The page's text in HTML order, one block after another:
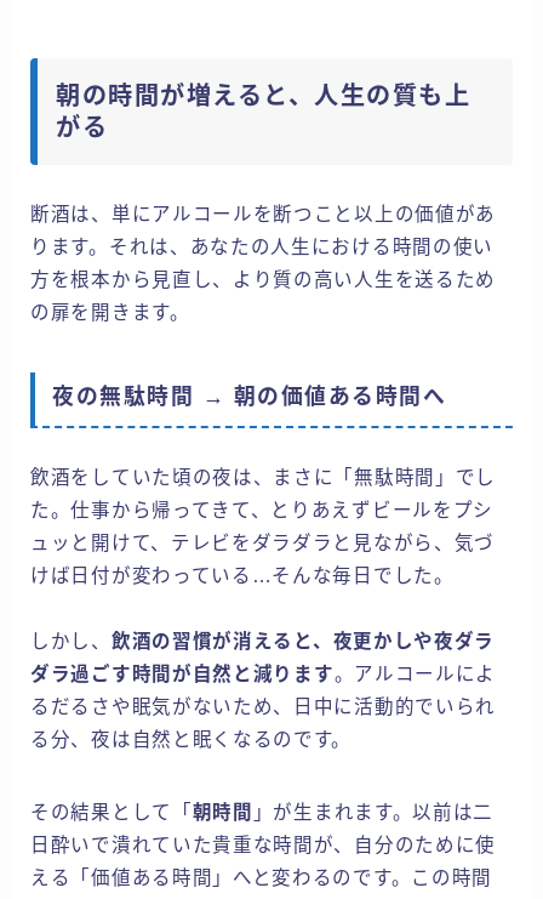
朝の時間が増えると、人生の質も上
がる
断酒は、単にアルコールを断つこと以上の価値があ
ります。それは、あなたの人生における時間の使い
方を根本から見直し、より質の高い人生を送るため
の扉を開きます。
夜の無駄時間 → 朝の価値ある時間へ
飲酒をしていた頃の夜は、まさに「無駄時間」でし
た。仕事から帰ってきて、とりあえずビールをプシ
ュッと開けて、テレビをダラダラと見ながら、気づ
けば日付が変わっている…そんな毎日でした。
しかし、 飲酒の習慣が消えると、夜更かしや夜ダラ
ダラ過ごす時間が自然と減ります。アルコールによ
るだるさや眠気がないため、日中に活動的でいられ
る分、夜は自然と眠くなるのです。
その結果として「 朝時間 」が生まれます。以前は二
日酔いで潰れていた貴重な時間が、自分のために使
える「価値ある時間」へと変わるのです。この時間